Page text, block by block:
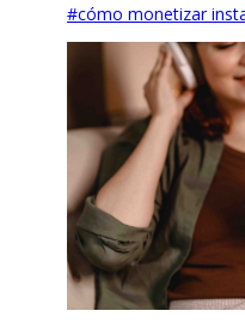
#cómo monetizar